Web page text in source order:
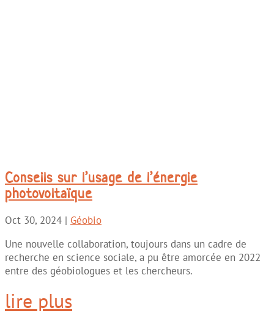
Conseils sur l’usage de l’énergie
photovoltaïque
Oct 30, 2024 | Géobio
Une nouvelle collaboration, toujours dans un cadre de
recherche en science sociale, a pu être amorcée en 2022
entre des géobiologues et les chercheurs.
lire plus